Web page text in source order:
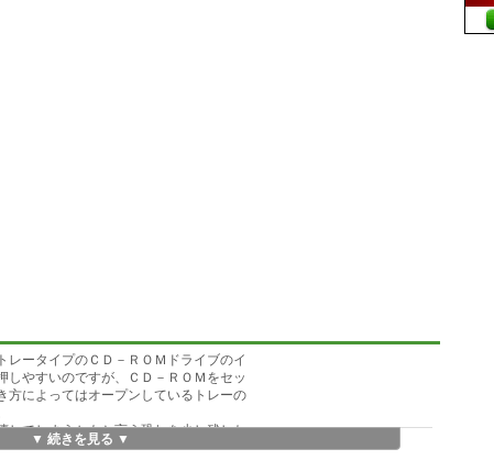
ータイプのＣＤ－ＲＯＭドライブのイ
しやすいのですが、ＣＤ－ＲＯＭをセッ
方によってはオープンしているトレーの
てしまうかもと言う恐れを少し残した
いる人がほとんどだと思います。
▼ 続きを見る ▼